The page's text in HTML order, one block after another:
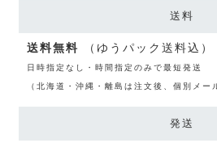
送料
送料無料 （ゆうパック送料込）
日時指定なし・時間指定のみで最短発送
（北海道・沖縄・離島は注文後、個別メー
発送